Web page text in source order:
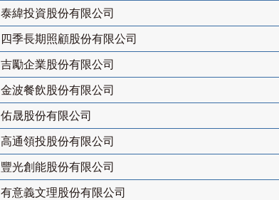
泰緯投資股份有限公司
四季長期照顧股份有限公司
吉勵企業股份有限公司
金波餐飲股份有限公司
佑晟股份有限公司
高通領投股份有限公司
豐光創能股份有限公司
有意義文理股份有限公司